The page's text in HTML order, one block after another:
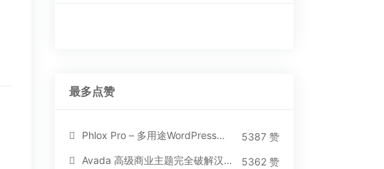
最多点赞
Phlox Pro – 多用途WordPress汉化破解主题[5.1.12]
5387 赞
Avada 高级商业主题完全破解汉化版[5.8.2]
5362 赞